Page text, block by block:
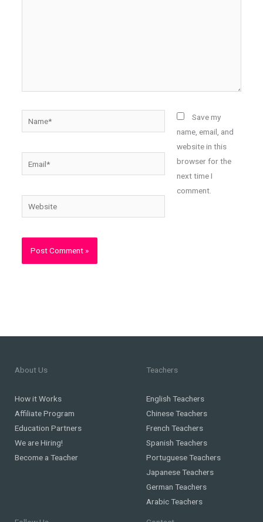
Website
Save my
name, email, and
website in this
browser for the
next time I
comment.
About Us
How it Works
Affiliate Program
Education Partners
We are Hiring!
Become a Teacher
Teachers
English Teachers
Chinese Teachers
French Teachers
Spanish Teachers
Portuguese Teachers
Japanese Teachers
German Teachers
Arabic Teachers